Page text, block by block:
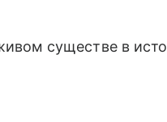
существе в